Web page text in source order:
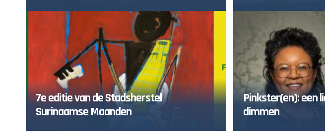
7e editie van de Stadsherstel
Surinaamse Maanden
Pinkster(en): een
dimmen